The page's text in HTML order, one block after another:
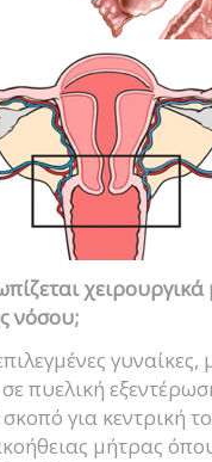
χειρουργικά
νόσου;
γυναίκες,
πυελική
για κεντρική
μήτρας